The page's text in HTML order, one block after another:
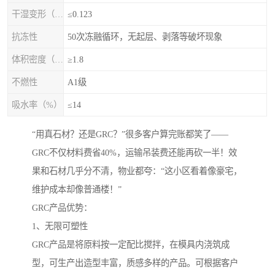
≤0.123
抗冻性 50次冻融循环，无起层、剥落等破坏现象
≥1.8
不燃性 A1级
吸水率（%） ≤14
“用真石材？还是GRC？”很多客户算完账都笑了——
GRC不仅材料费省40%，运输吊装费还能再砍一半！效
果和石材几乎分不清，物业都夸：“这小区看着像豪宅，
维护成本却像普通楼！”
GRC产品优势：
1、无限可塑性
GRC产品是将原料按一定配比搅拌，在模具内浇筑成
型，可生产出造型丰富，质感多样的产品。可根据客户